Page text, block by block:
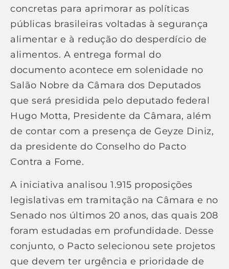
concretas para aprimorar as políticas
públicas brasileiras voltadas à segurança
alimentar e à redução do desperdício de
alimentos. A entrega formal do
documento acontece em solenidade no
Salão Nobre da Câmara dos Deputados
que será presidida pelo deputado federal
Hugo Motta, Presidente da Câmara, além
de contar com a presença de Geyze Diniz,
da presidente do Conselho do Pacto
Contra a Fome.
A iniciativa analisou 1.915 proposições
legislativas em tramitação na Câmara e no
Senado nos últimos 20 anos, das quais 208
foram estudadas em profundidade. Desse
conjunto, o Pacto selecionou sete projetos
que devem ter urgência e prioridade de